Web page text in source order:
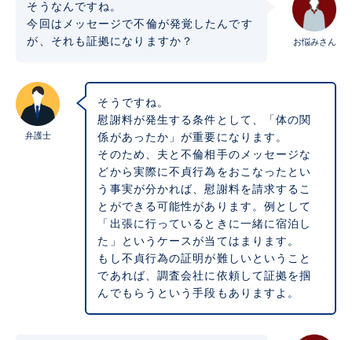
お悩みさん
そうなんですね。
今回はメッセージで不倫が発覚したんです
が、それも証拠になりますか？
弁護士
そうですね。
慰謝料が発生する条件として、「体の関
係があったか」が重要になります。
そのため、夫と不倫相手のメッセージな
どから実際に不貞行為をおこなったとい
う事実が分かれば、慰謝料を請求するこ
とができる可能性があります。例として
「出張に行っているときに一緒に宿泊し
た」というケースが当てはまります。
もし不貞行為の証明が難しいということ
であれば、調査会社に依頼して証拠を掴
んでもらうという手段もありますよ。